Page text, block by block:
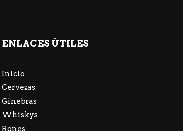
ENLACES ÚTILES
Inicio
Cervezas
Ginebras
Whiskys
Rones